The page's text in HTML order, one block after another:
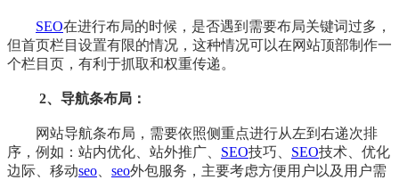
SEO在进行布局的时候，是否遇到需要布局关键词过多，
但首页栏目设置有限的情况，这种情况可以在网站顶部制作一
个栏目页，有利于抓取和权重传递。
2、导航条布局：
网站导航条布局，需要依照侧重点进行从左到右递次排
序，例如：站内优化、站外推广、 SEO技巧、 SEO技术、优化
边际、移动seo seo外包服务，主要考虑方便用户以及用户需